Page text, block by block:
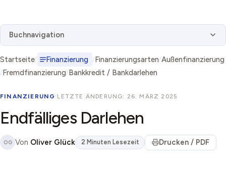
Buchnavigation
Startseite Finanzierung Finanzierungsarten Außenfinanzierung
Fremdfinanzierung Bankkredit / Bankdarlehen
FINANZIERUNG · LETZTE ÄNDERUNG: 26. MÄRZ 2025
Endfälliges Darlehen
OG Von Oliver Glück 2 Minuten Lesezeit Drucken / PDF